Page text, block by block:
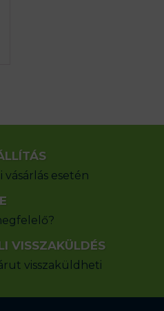
esetén
VISSZAKÜLDÉS
visszaküldheti